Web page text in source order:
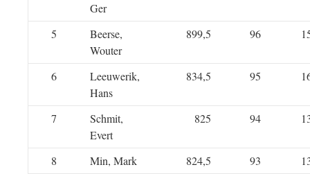
Ger
5
Beerse,
Wouter
899,5 96
6
Leeuwerik,
Hans
834,5 95
7
Schmit,
Evert
825 94
8 Min, Mark 824,5 93